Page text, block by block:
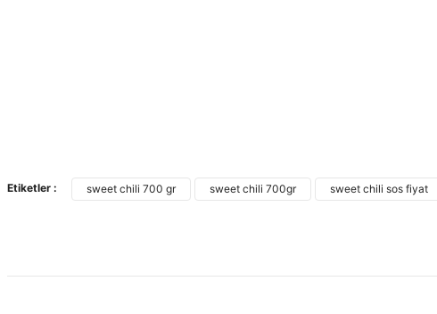
Etiketler : sweet chili 700 gr sweet chili 700gr sweet chili sos fiyat